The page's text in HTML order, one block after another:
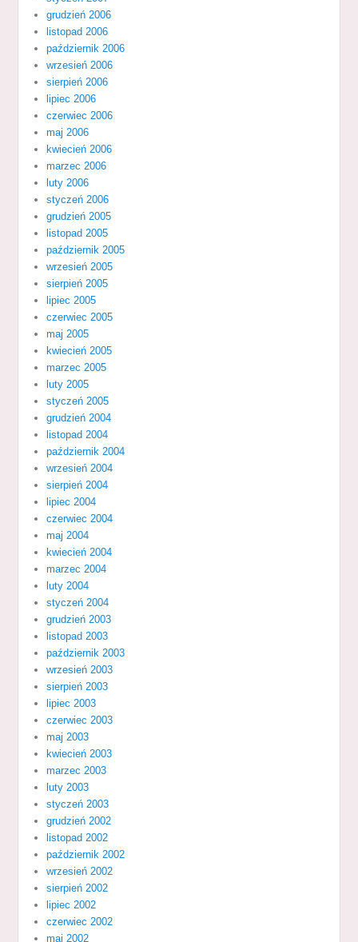
grudzień 2006
listopad 2006
październik 2006
wrzesień 2006
sierpień 2006
lipiec 2006
czerwiec 2006
maj 2006
kwiecień 2006
marzec 2006
luty 2006
styczeń 2006
grudzień 2005
listopad 2005
październik 2005
wrzesień 2005
sierpień 2005
lipiec 2005
czerwiec 2005
maj 2005
kwiecień 2005
marzec 2005
luty 2005
styczeń 2005
grudzień 2004
listopad 2004
październik 2004
wrzesień 2004
sierpień 2004
lipiec 2004
czerwiec 2004
maj 2004
kwiecień 2004
marzec 2004
luty 2004
styczeń 2004
grudzień 2003
listopad 2003
październik 2003
wrzesień 2003
sierpień 2003
lipiec 2003
czerwiec 2003
maj 2003
kwiecień 2003
marzec 2003
luty 2003
styczeń 2003
grudzień 2002
listopad 2002
październik 2002
wrzesień 2002
sierpień 2002
lipiec 2002
czerwiec 2002
maj 2002